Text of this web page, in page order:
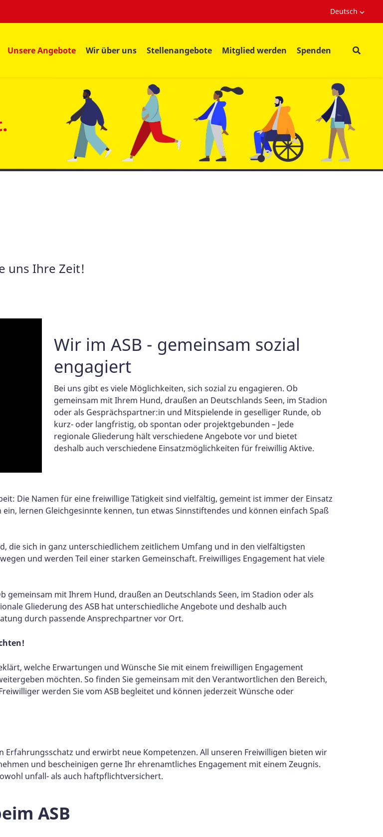
Deutsch
Unsere Angebote Wir über uns Stellenangebote Mitglied werden Spenden
uns Ihre Zeit!
Wir im ASB - gemeinsam sozial
engagiert
Bei uns gibt es viele Möglichkeiten, sich sozial zu engagieren. Ob
gemeinsam mit Ihrem Hund, draußen an Deutschlands Seen, im Stadion
oder als Gesprächspartner:in und Mitspielende in geselliger Runde, ob
kurz- oder langfristig, ob spontan oder projektgebunden – Jede
regionale Gliederung hält verschiedene Angebote vor und bietet
deshalb auch verschiedene Einsatzmöglichkeiten für freiwillig Aktive.
Die Namen für eine freiwillige Tätigkeit sind vielfältig, gemeint ist immer der Einsatz
lernen Gleichgesinnte kennen, tun etwas Sinnstiftendes und können einfach Spaß
die sich in ganz unterschiedlichem zeitlichem Umfang und in den vielfältigsten
und werden Teil einer starken Gemeinschaft. Freiwilliges Engagement hat viele
gemeinsam mit Ihrem Hund, draußen an Deutschlands Seen, im Stadion oder als
Gliederung des ASB hat unterschiedliche Angebote und deshalb auch
durch passende Ansprechpartner vor Ort.
welche Erwartungen und Wünsche Sie mit einem freiwilligen Engagement
möchten. So finden Sie gemeinsam mit den Verantwortlichen den Bereich,
werden Sie vom ASB begleitet und können jederzeit Wünsche oder
und erwirbt neue Kompetenzen. All unseren Freiwilligen bieten wir
und bescheinigen gerne Ihr ehrenamtliches Engagement mit einem Zeugnis.
unfall- als auch haftpflichtversichert.
ASB